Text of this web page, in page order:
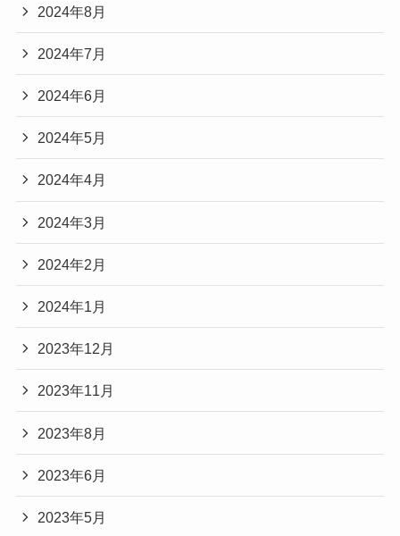
2024年8月
2024年7月
2024年6月
2024年5月
2024年4月
2024年3月
2024年2月
2024年1月
2023年12月
2023年11月
2023年8月
2023年6月
2023年5月